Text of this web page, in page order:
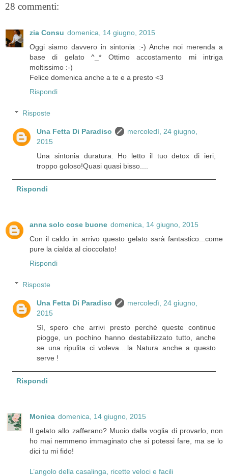
28 commenti:
zia Consu domenica, 14 giugno, 2015
Oggi siamo davvero in sintonia :-) Anche noi merenda a
base di gelato ^_* Ottimo accostamento mi intriga
moltissimo :-)
Felice domenica anche a te e a presto <3
Rispondi
Risposte
Una Fetta Di Paradiso
mercoledì, 24 giugno,
2015
Una sintonia duratura. Ho letto il tuo detox di ieri,
troppo goloso!Quasi quasi bisso....
Rispondi
anna solo cose buone domenica, 14 giugno, 2015
Con il caldo in arrivo questo gelato sarà fantastico...come
pure la cialda al cioccolato!
Rispondi
Risposte
Una Fetta Di Paradiso
mercoledì, 24 giugno,
2015
Sì, spero che arrivi presto perché queste continue
piogge, un pochino hanno destabilizzato tutto, anche
se una ripulita ci voleva....la Natura anche a questo
serve !
Rispondi
Monica domenica, 14 giugno, 2015
Il gelato allo zafferano? Muoio dalla voglia di provarlo, non
ho mai nemmeno immaginato che si potessi fare, ma se lo
dici tu mi fido!
L’angolo della casalinga, ricette veloci e facili